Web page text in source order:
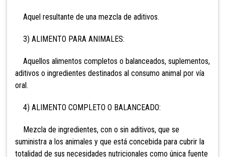
Aquel resultante de una mezcla de aditivos.
3) ALIMENTO PARA ANIMALES:
Aquellos alimentos completos o balanceados, suplementos,
aditivos o ingredientes destinados al consumo animal por vía
oral.
4) ALIMENTO COMPLETO O BALANCEADO:
Mezcla de ingredientes, con o sin aditivos, que se
suministra a los animales y que está concebida para cubrir la
totalidad de sus necesidades nutricionales como única fuente